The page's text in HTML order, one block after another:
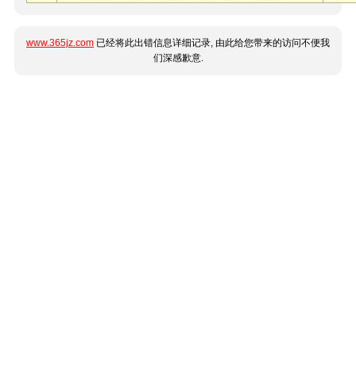
www.365jz.com 已经将此出错信息详细记录, 由此给您带来的访问不便我
们深感歉意.